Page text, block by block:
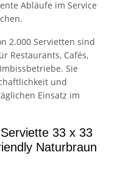
Abläufe im Service
2.000 Servietten sind
Restaurants, Cafés,
Sie
und
Einsatz im
33 x 33
Naturbraun